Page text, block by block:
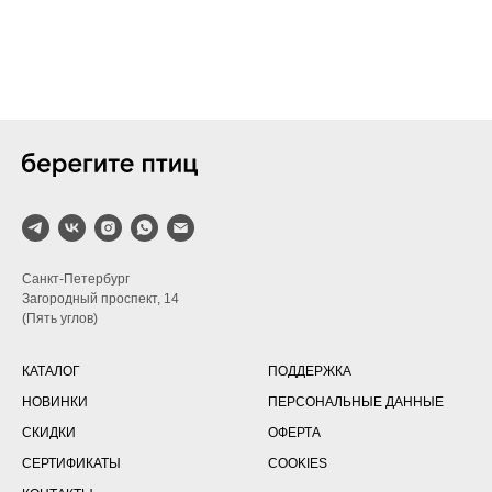
Санкт-Петербург
Загородный проспект, 14
(Пять углов)
КАТАЛОГ
НОВИНКИ
СКИДКИ
СЕРТИФИКАТЫ
ПОДДЕРЖКА
ПЕРСОНАЛЬНЫЕ ДАННЫЕ
ОФЕРТА
COOKIES